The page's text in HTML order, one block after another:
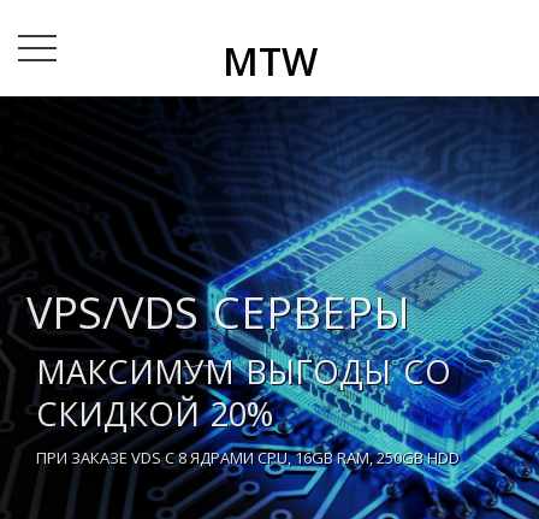
MTW
VPS/VDS СЕРВЕРЫ
МАКСИМУМ ВЫГОДЫ СО
СКИДКОЙ 20%
ПРИ ЗАКАЗЕ VDS C 8 ЯДРАМИ CPU, 16GB RAM, 250GB HDD